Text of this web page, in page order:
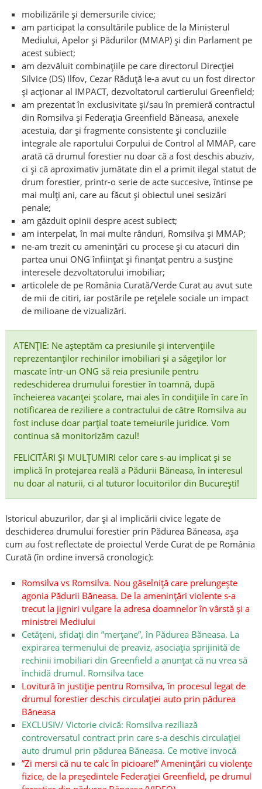
mobilizările și demersurile civice;
am participat la consultările publice de la Ministerul
Mediului, Apelor și Pădurilor (MMAP) și din Parlament pe
acest subiect;
am dezvăluit combinațiile pe care directorul Direcției
Silvice (DS) Ilfov, Cezar Răduță le-a avut cu un fost director
și acționar al IMPACT, dezvoltatorul cartierului Greenfield;
am prezentat în exclusivitate și/sau în premieră contractul
din Romsilva și Federația Greenfield Băneasa, anexele
acestuia, dar și fragmente consistente și concluziile
integrale ale raportului Corpului de Control al MMAP, care
arată că drumul forestier nu doar că a fost deschis abuziv,
ci și că aproximativ jumătate din el a primit ilegal statut de
drum forestier, printr-o serie de acte succesive, întinse pe
mai mulți ani, care au făcut și obiectul unei sesizări
penale;
am găzduit opinii despre acest subiect;
am interpelat, în mai multe rânduri, Romsilva și MMAP;
ne-am trezit cu amenințări cu procese și cu atacuri din
partea unui ONG înființat și finanțat pentru a susține
interesele dezvoltatorului imobiliar;
articolele de pe România Curată/Verde Curat au avut sute
de mii de citiri, iar postările pe rețelele sociale un impact
de milioane de vizualizări.
ATENȚIE: Ne așteptăm ca presiunile și intervențiile
reprezentanților rechinilor imobiliari și a săgeților lor
mascate într-un ONG să reia presiunile pentru
redeschiderea drumului forestier în toamnă, după
încheierea vacanței școlare, mai ales în condițiile în care în
notificarea de reziliere a contractului de către Romsilva au
fost incluse doar parțial toate temeiurile juridice. Vom
continua să monitorizăm cazul!
FELICITĂRI ȘI MULȚUMIRI celor care s-au implicat și se
implică în protejarea reală a Pădurii Băneasa, în interesul
nu doar al naturii, ci al tuturor locuitorilor din București!
Istoricul abuzurilor, dar și al implicării civice legate de
deschiderea drumului forestier prin Pădurea Băneasa, așa
cum au fost reflectate de proiectul Verde Curat de pe România
Curată (în ordine inversă cronologic):
Romsilva vs Romsilva. Nou găselniță care prelungește
agonia Pădurii Băneasa. De la amenințări violente s-a
trecut la jigniri vulgare la adresa doamnelor în vârstă și a
ministrei Mediului
Cetățeni, sfidați din ”merțane”, în Pădurea Băneasa. La
expirarea termenului de preaviz, asociația sprijinită de
rechinii imobiliari din Greenfield a anunțat că nu vrea să
închidă drumul. Romsilva tace
Lovitură în justiție pentru Romsilva, în procesul legat de
drumul forestier deschis circulației auto prin pădurea
Băneasa
EXCLUSIV/ Victorie civică: Romsilva reziliază
controversatul contract prin care s-a deschis circulației
auto drumul prin pădurea Băneasa. Ce motive invocă
”Zi mersi că nu te calc în picioare!” Amenințări cu violențe
fizice, de la președintele Federației Greenfield, pe drumul